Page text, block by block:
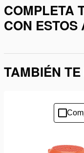
COMPLETA
CON ESTOS
TAMBIÉN